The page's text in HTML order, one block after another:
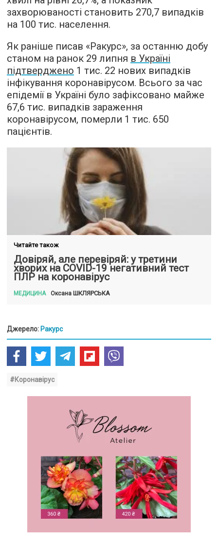
захворюваності становить 270,7 випадків
на 100 тис. населення.
Як раніше писав «Ракурс», за останню добу
станом на ранок 29 липня в Україні
підтверджено 1 тис. 22 нових випадків
інфікування коронавірусом. Всього за час
епідемії в Україні було зафіксовано майже
67,6 тис. випадків зараження
коронавірусом, померли 1 тис. 650
пацієнтів.
Читайте також
Довіряй, але перевіряй: у третини
хворих на COVID-19 негативний тест
ПЛР на коронавірус
МЕДИЦИНА Оксана ШКЛЯРСЬКА
Джерело: Ракурс
#Коронавірус